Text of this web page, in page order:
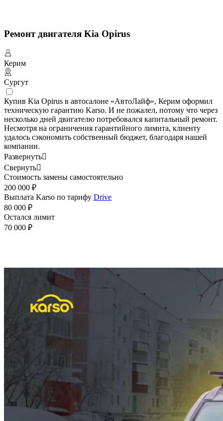
Ремонт двигателя Kia Opirus
Керим
Сургут
Купив Kia Opirus в автосалоне «АвтоЛайф», Керим оформил
техническую гарантию Karso. И не пожалел, потому что через
несколько дней двигателю потребовался капитальный ремонт.
Несмотря на ограничения гарантийного лимита, клиенту
удалось сэкономить собственный бюджет, благодаря нашей
компании.
Развернуть
Свернуть
Стоимость замены самостоятельно
200 000 ₽
Выплата Karso по тарифу Drive
80 000 ₽
Остался лимит
70 000 ₽